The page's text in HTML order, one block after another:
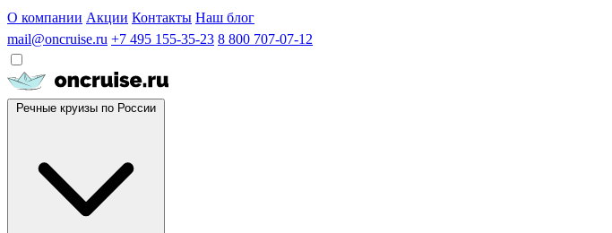
О компании Акции Контакты Наш блог
mail@oncruise.ru +7 495 155-35-23 8 800 707-07-12